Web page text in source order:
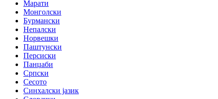
Марати
Монголски
Бурмански
Непалски
Норвешки
Паштунски
Персиски
Панџаби
Српски
Сесото
Синхалски јазик